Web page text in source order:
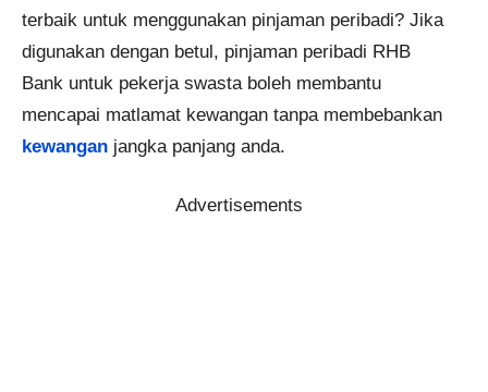
terbaik untuk menggunakan pinjaman peribadi? Jika
digunakan dengan betul, pinjaman peribadi RHB
Bank untuk pekerja swasta boleh membantu
mencapai matlamat kewangan tanpa membebankan
kewangan jangka panjang anda.
Advertisements